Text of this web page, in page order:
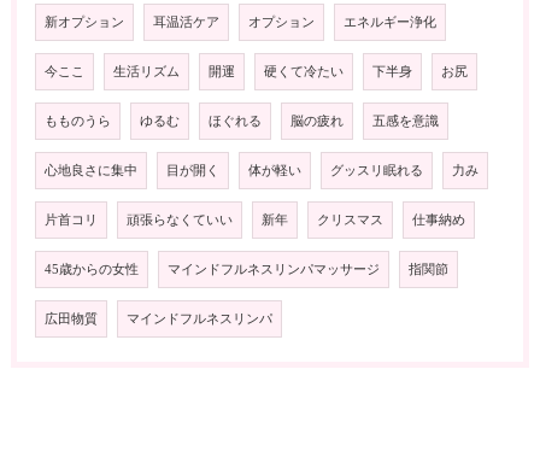
新オプション 耳温活ケア オプション エネルギー浄化
今ここ 生活リズム 開運 硬くて冷たい 下半身 お尻
もものうら ゆるむ ほぐれる 脳の疲れ 五感を意識
心地良さに集中 目が開く 体が軽い グッスリ眠れる 力み
片首コリ 頑張らなくていい 新年 クリスマス 仕事納め
45歳からの女性 マインドフルネスリンパマッサージ 指関節
広田物質 マインドフルネスリンパ